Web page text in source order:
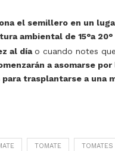
el semillero en un
ambiental de 15°a 20°
al díao cuando notes
a asomarse
trasplantarse a una
TOMATE TOMATES